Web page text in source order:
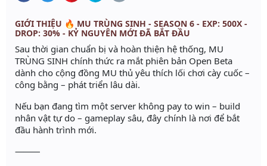
GIỚI THIỆU 🔥 MU TRÙNG SINH - SEASON 6 - EXP: 500X -
DROP: 30% - KỶ NGUYÊN MỚI ĐÃ BẮT ĐẦU
Sau thời gian chuẩn bị và hoàn thiện hệ thống, MU
TRÙNG SINH chính thức ra mắt phiên bản Open Beta
dành cho cộng đồng MU thủ yêu thích lối chơi cày cuốc –
công bằng – phát triển lâu dài.
Nếu bạn đang tìm một server không pay to win – build
nhân vật tự do – gameplay sâu, đây chính là nơi để bắt
đầu hành trình mới.
⸻